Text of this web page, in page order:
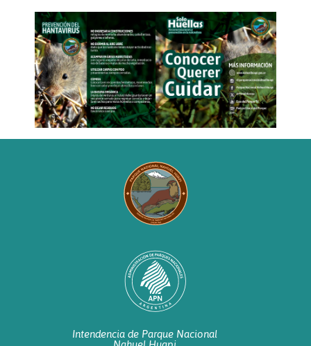
Intendencia de Parque Nacional